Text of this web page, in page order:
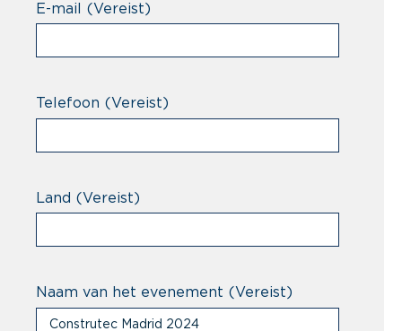
E-mail (Vereist)
Telefoon (Vereist)
Land (Vereist)
Naam van het evenement (Vereist)